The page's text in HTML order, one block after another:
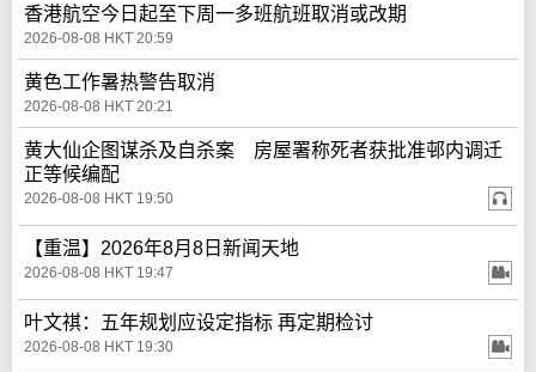
香港航空今日起至下周一多班航班取消或改期
2026-08-08 HKT 20:59
黄色工作暑热警告取消
2026-08-08 HKT 20:21
黄大仙企图谋杀及自杀案 房屋署称死者获批准邨内调迁
正等候编配
2026-08-08 HKT 19:50
【重温】2026年8月8日新闻天地
2026-08-08 HKT 19:47
叶文祺：五年规划应设定指标 再定期检讨
2026-08-08 HKT 19:30